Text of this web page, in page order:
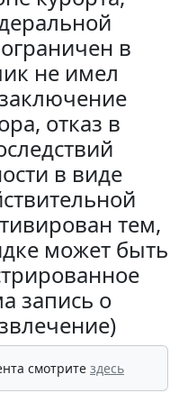
в
не имел
отказ в
в виде
тем,
может быть
запись о
смотрите здесь